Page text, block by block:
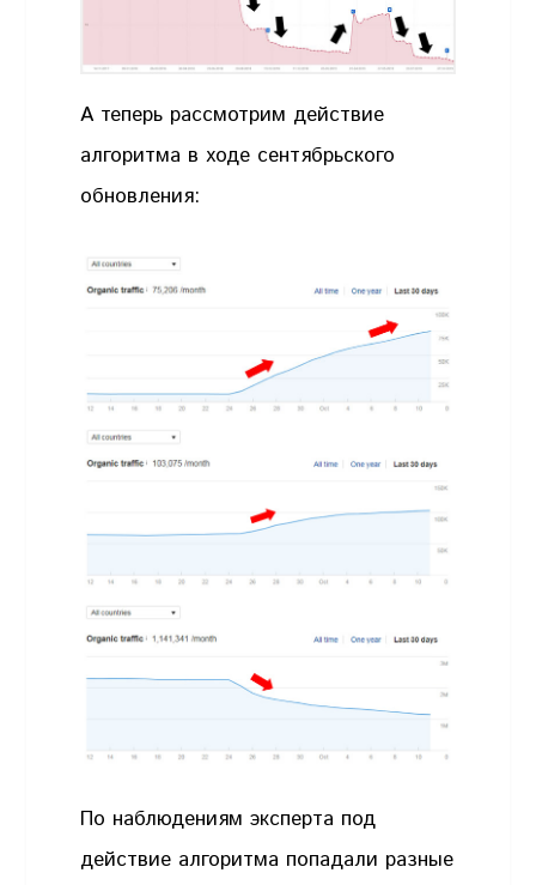
А теперь рассмотрим действие
алгоритма в ходе сентябрьского
обновления:
По наблюдениям эксперта под
действие алгоритма попадали разные